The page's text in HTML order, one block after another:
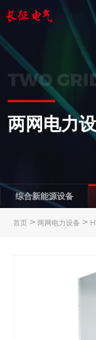
TWO
两网电力
综合新能源设备
首页 >两网电力设备 >